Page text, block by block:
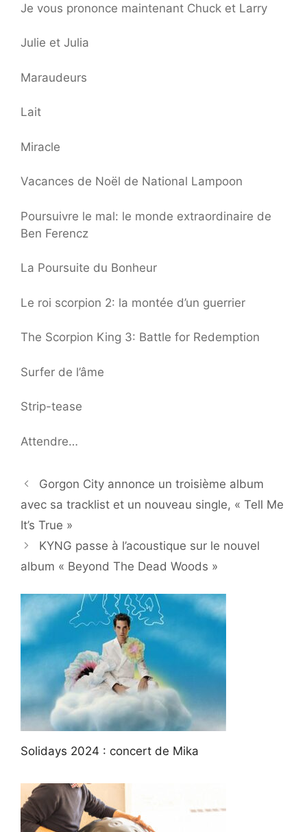
Je vous prononce maintenant Chuck et Larry
Julie et Julia
Maraudeurs
Lait
Miracle
Vacances de Noël de National Lampoon
Poursuivre le mal: le monde extraordinaire de
Ben Ferencz
La Poursuite du Bonheur
Le roi scorpion 2: la montée d’un guerrier
The Scorpion King 3: Battle for Redemption
Surfer de l’âme
Strip-tease
Attendre…
Gorgon City annonce un troisième album
avec sa tracklist et un nouveau single, « Tell Me
It’s True »
KYNG passe à l’acoustique sur le nouvel
album « Beyond The Dead Woods »
Solidays 2024 : concert de Mika